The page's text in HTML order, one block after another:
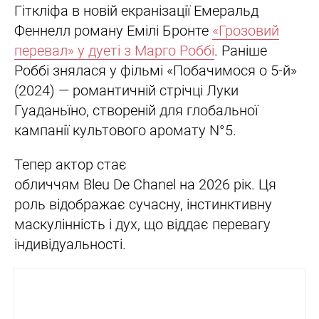
Гіткліфа в новій екранізації Емеральд
Феннелл роману Емілі Бронте «Грозовий
перевал» у дуеті з Марго Роббі. Раніше
Роббі знялася у фільмі «Побачимося о 5-й»
(2024) — романтичній стрічці Луки
Гуаданьїно, створеній для глобальної
кампанії культового аромату N°5.
Тепер актор стає
обличчям Bleu De Chanel на 2026 рік. Ця
роль відображає сучасну, інстинктивну
маскулінність і дух, що віддає перевагу
індивідуальності.